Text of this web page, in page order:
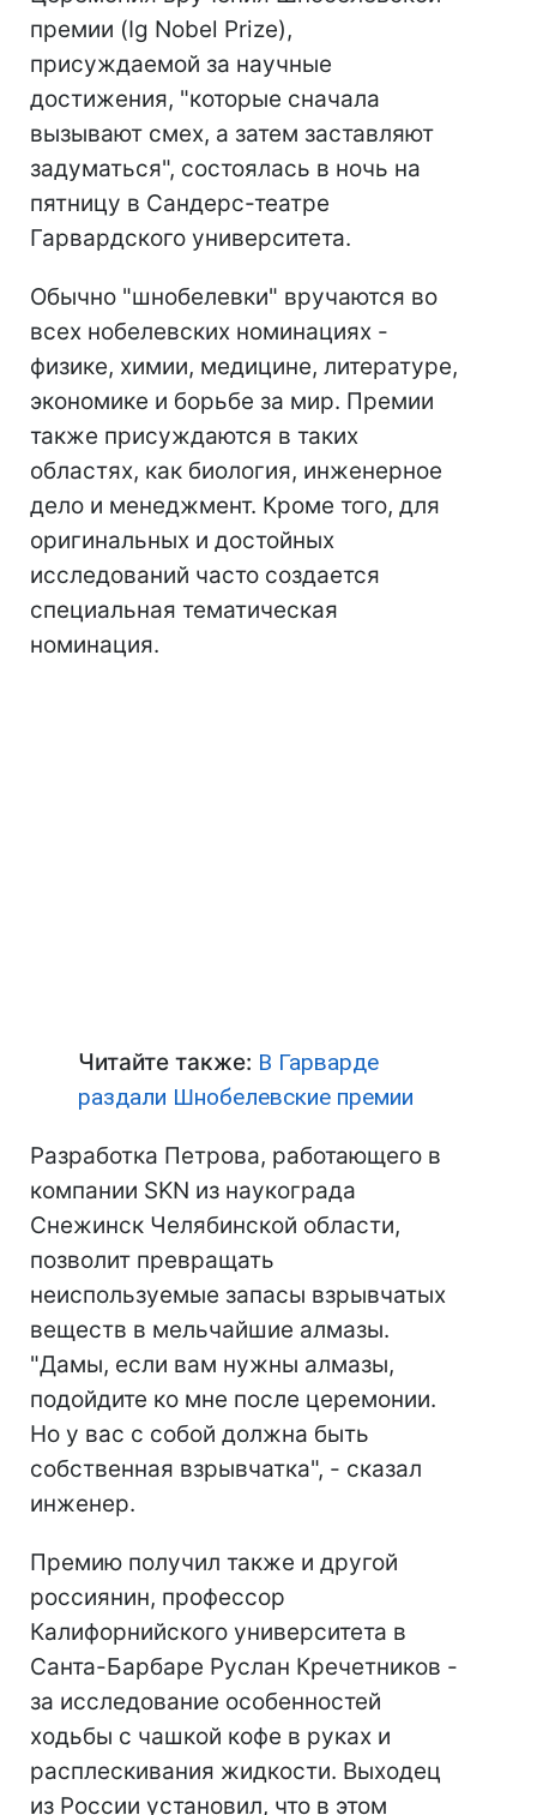
премии (Ig Nobel Prize),
присуждаемой за научные
достижения, "которые сначала
вызывают смех, а затем заставляют
задуматься", состоялась в ночь на
пятницу в Сандерс-театре
Гарвардского университета.
Обычно "шнобелевки" вручаются во
всех нобелевских номинациях -
физике, химии, медицине, литературе,
экономике и борьбе за мир. Премии
также присуждаются в таких
областях, как биология, инженерное
дело и менеджмент. Кроме того, для
оригинальных и достойных
исследований часто создается
специальная тематическая
номинация.
Читайте также: В Гарварде
раздали Шнобелевские премии
Разработка Петрова, работающего в
компании SKN из наукограда
Снежинск Челябинской области,
позволит превращать
неиспользуемые запасы взрывчатых
веществ в мельчайшие алмазы.
"Дамы, если вам нужны алмазы,
подойдите ко мне после церемонии.
Но у вас с собой должна быть
собственная взрывчатка", - сказал
инженер.
Премию получил также и другой
россиянин, профессор
Калифорнийского университета в
Санта-Барбаре Руслан Кречетников -
за исследование особенностей
ходьбы с чашкой кофе в руках и
расплескивания жидкости. Выходец
из России установил, что в этом